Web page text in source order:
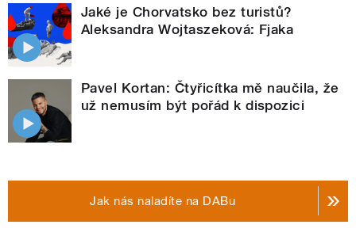
Jaké je Chorvatsko bez turistů?
Aleksandra Wojtaszeková: Fjaka
Pavel Kortan: Čtyřicítka mě naučila, že
už nemusím být pořád k dispozici
Jak nás naladíte na DABu